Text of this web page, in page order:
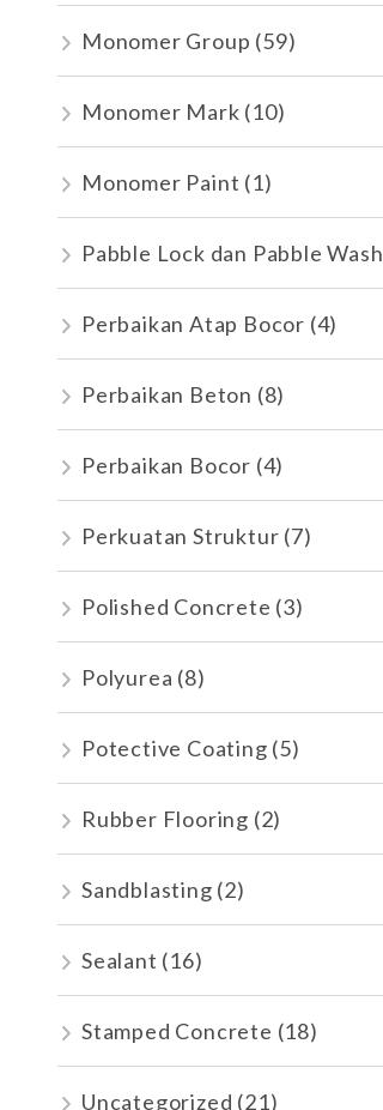
Monomer Group (59)
Monomer Mark (10)
Monomer Paint (1)
Pabble Lock dan Pabble Wash
Perbaikan Atap Bocor (4)
Perbaikan Beton (8)
Perbaikan Bocor (4)
Perkuatan Struktur (7)
Polished Concrete (3)
Polyurea (8)
Potective Coating (5)
Rubber Flooring (2)
Sandblasting (2)
Sealant (16)
Stamped Concrete (18)
Uncategorized (21)